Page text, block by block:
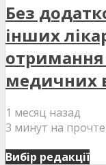
Без
інших
отримання
медичних
1 месяц назад
3 минут на
Вибір редакції